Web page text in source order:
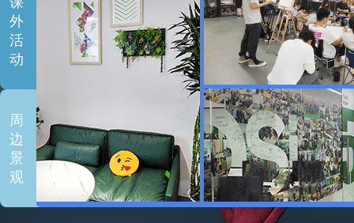
外
活
动
周
边
景
观